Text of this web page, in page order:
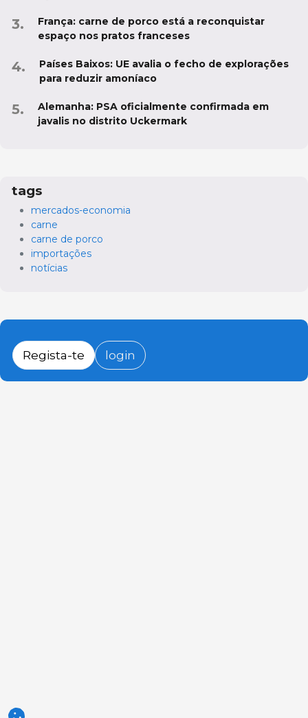
França: carne de porco está a reconquistar
espaço nos pratos franceses
Países Baixos: UE avalia o fecho de explorações
para reduzir amoníaco
Alemanha: PSA oficialmente confirmada em
javalis no distrito Uckermark
tags
mercados-economia
carne
carne de porco
importações
notícias
Regista-te login